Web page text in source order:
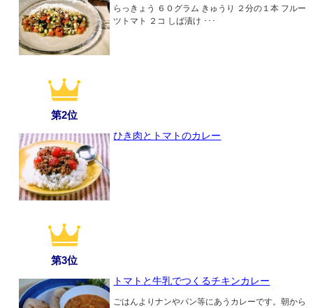
らっきょう ６０グラム きゅうり ２分の１本 フルー
ツトマト ２コ しば漬け ･･･
第2位
ひき肉とトマトのカレー
第3位
トマトと牛乳でつくるチキンカレー
ごはんよりナンやパン等にあうカレーです。朝から